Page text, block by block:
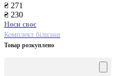
₴ 271
₴ 230
Носи своє
Комплект білизни
Товар розкуплено